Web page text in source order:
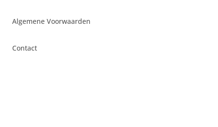
Algemene Voorwaarden
Contact